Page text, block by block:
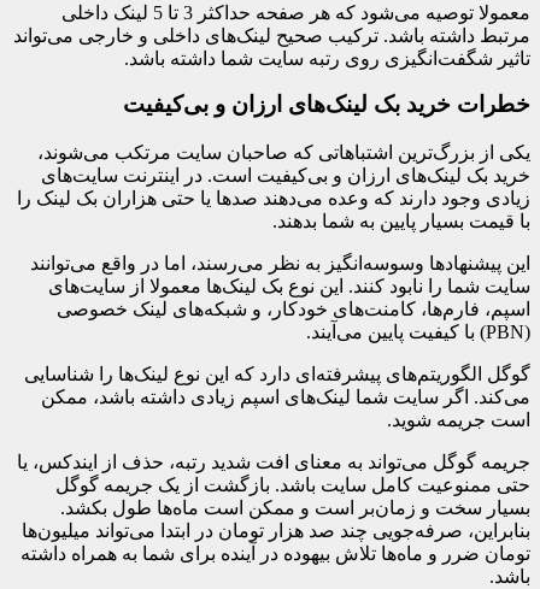
معمولا توصیه می‌شود که هر صفحه حداکثر 3 تا 5 لینک داخلی
مرتبط داشته باشد. ترکیب صحیح لینک‌های داخلی و خارجی می‌تواند
تاثیر شگفت‌انگیزی روی رتبه سایت شما داشته باشد.
خطرات خرید بک لینک‌های ارزان و بی‌کیفیت
یکی از بزرگ‌ترین اشتباهاتی که صاحبان سایت مرتکب می‌شوند،
خرید بک لینک‌های ارزان و بی‌کیفیت است. در اینترنت سایت‌های
زیادی وجود دارند که وعده می‌دهند صدها یا حتی هزاران بک لینک را
با قیمت بسیار پایین به شما بدهند.
این پیشنهادها وسوسه‌انگیز به نظر می‌رسند، اما در واقع می‌توانند
سایت شما را نابود کنند. این نوع بک لینک‌ها معمولا از سایت‌های
اسپم، فارم‌ها، کامنت‌های خودکار، و شبکه‌های لینک خصوصی
(PBN) با کیفیت پایین می‌آیند.
گوگل الگوریتم‌های پیشرفته‌ای دارد که این نوع لینک‌ها را شناسایی
می‌کند. اگر سایت شما لینک‌های اسپم زیادی داشته باشد، ممکن
است جریمه شوید.
جریمه گوگل می‌تواند به معنای افت شدید رتبه، حذف از ایندکس، یا
حتی ممنوعیت کامل سایت باشد. بازگشت از یک جریمه گوگل
بسیار سخت و زمان‌بر است و ممکن است ماه‌ها طول بکشد.
بنابراین، صرفه‌جویی چند صد هزار تومان در ابتدا می‌تواند میلیون‌ها
تومان ضرر و ماه‌ها تلاش بیهوده در آینده برای شما به همراه داشته
باشد.